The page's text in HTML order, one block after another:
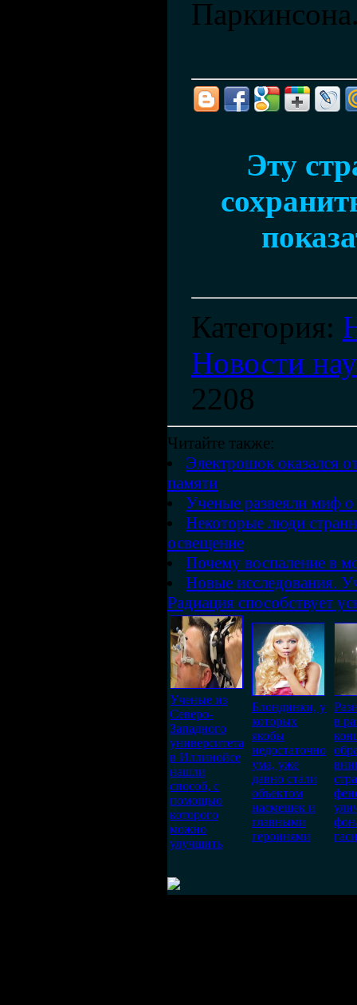
Эту
Категория:
Новости
2208
Читайте также:
Электрошок оказался
памяти
Ученые развеяли миф
Некоторые люди
освещение
Почему воспаление в
Новые исследования.
Радиация способствует
Ученые из
Северо-
Западного
университета
в Иллинойсе
нашли
способ, с
помощью
которого
можно
улучшить
Блондинки, у
которых
якобы
недостаточно
ума, уже
давно стали
объектом
насмешек и
главными
героинями
в